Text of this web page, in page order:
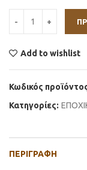
Add to wishlist
Κωδικός
Κατηγορίες:
ΠΕΡΙΓΡΑΦΉ